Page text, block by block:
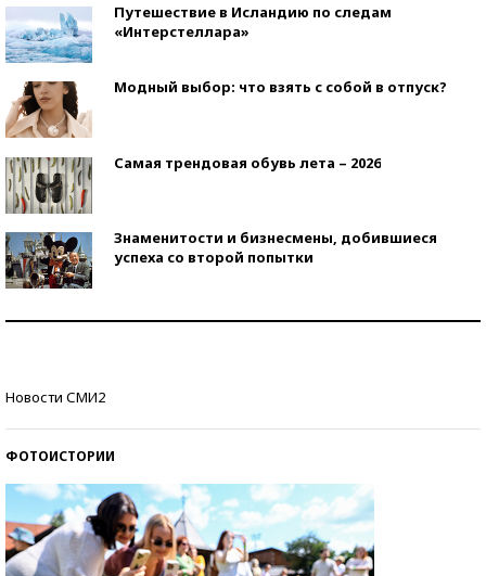
Путешествие в Исландию по следам
«Интерстеллара»
Модный выбор: что взять с собой в отпуск?
Самая трендовая обувь лета – 2026
Знаменитости и бизнесмены, добившиеся
успеха со второй попытки
Новости СМИ2
ФОТОИСТОРИИ